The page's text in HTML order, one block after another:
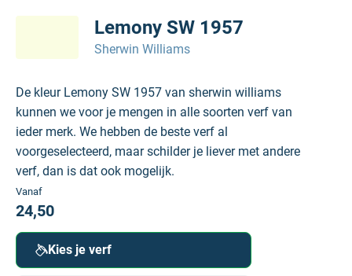
Lemony SW 1957
Sherwin Williams
De kleur Lemony SW 1957 van sherwin williams
kunnen we voor je mengen in alle soorten verf van
ieder merk. We hebben de beste verf al
voorgeselecteerd, maar schilder je liever met andere
verf, dan is dat ook mogelijk.
Vanaf
24,50
Kies je verf